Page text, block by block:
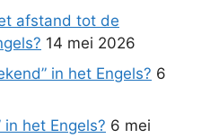
afstand tot de
14 mei 2026
in het Engels? 6
in het Engels? 6 mei